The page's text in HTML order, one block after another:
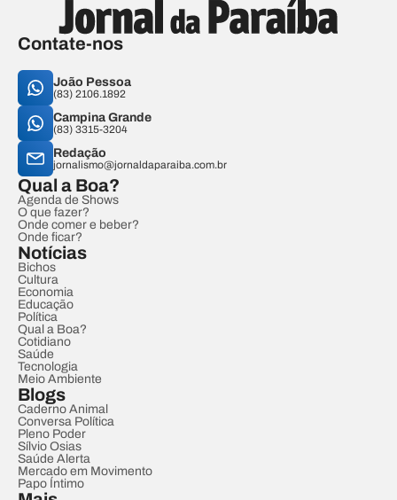
Contate-nos
João Pessoa
(83) 2106.1892
Campina Grande
(83) 3315-3204
Redação
jornalismo@jornaldaparaiba.com.br
Qual a Boa?
Agenda de Shows
O que fazer?
Onde comer e beber?
Onde ficar?
Notícias
Bichos
Cultura
Economia
Educação
Política
Qual a Boa?
Cotidiano
Saúde
Tecnologia
Meio Ambiente
Blogs
Caderno Animal
Conversa Política
Pleno Poder
Sílvio Osias
Saúde Alerta
Mercado em Movimento
Papo Íntimo